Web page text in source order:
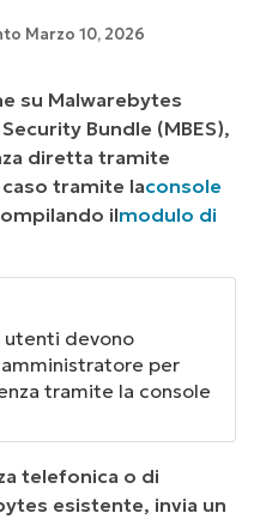
Marzo 10, 2026
su Malwarebytes
Bundle (MBES),
diretta tramite
tramite laconsole
ilmodulo di
utenti devono
per
tramite la console
telefonica o di
esistente, invia un